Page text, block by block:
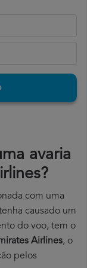
avaria
com uma
causado um
do voo, tem o
Airlines, o
pelos